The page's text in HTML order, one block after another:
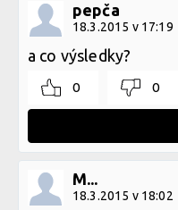
pepča
18.3.2015 v 17:19
a co výsledky?
0 0
M...
18.3.2015 v 18:02